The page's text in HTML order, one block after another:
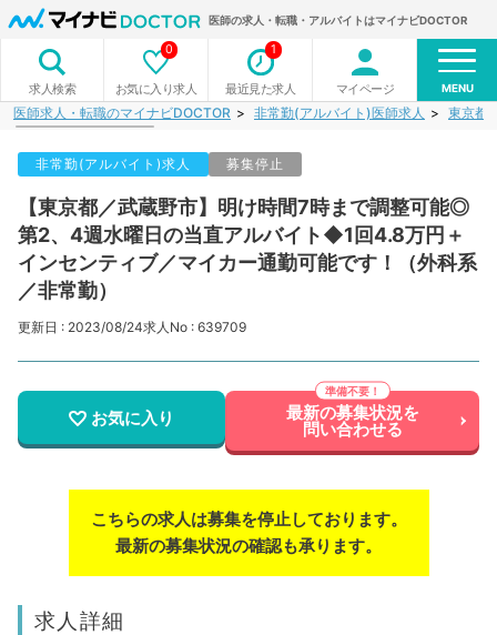
医師の求人・転職・アルバイトはマイナビDOCTOR
求人検索 お気に入り求人
0
最近見た求人
1
マイページ MENU
医師求人・転職のマイナビDOCTOR 非常勤(アルバイト)医師求人 東京都
非常勤(アルバイト)求人 募集停止
【東京都／武蔵野市】明け時間7時まで調整可能◎
第2、4週水曜日の当直アルバイト◆1回4.8万円＋
インセンティブ／マイカー通勤可能です！（外科系
／非常勤）
更新日 : 2023/08/24求人No : 639709
お気に入り 最新の募集状況を
問い合わせる
こちらの求人は募集を停止しております。
最新の募集状況の確認も承ります。
求人詳細